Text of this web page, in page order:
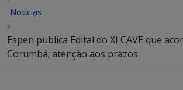
Notícias
Espen publica Edital do XI CAVE que
Corumbá; atenção aos prazos